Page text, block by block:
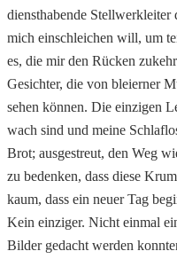
diensthabende
mich einschleichen will, um
es, die mir den Rücken
Gesichter, die von bleierner
sehen können. Die einzigen
wach sind und meine
Brot; ausgestreut, den Weg
zu bedenken, dass diese
kaum, dass ein neuer Tag
Kein einziger. Nicht einmal
Bilder gedacht werden